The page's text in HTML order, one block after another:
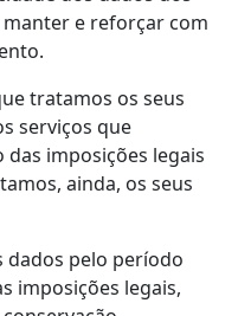
e reforçar com
tratamos os seus
serviços que
imposições legais
ainda, os seus
dados pelo período
imposições legais,